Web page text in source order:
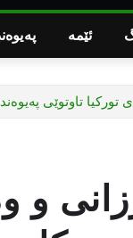
ئێمە
تاوتوێى
و